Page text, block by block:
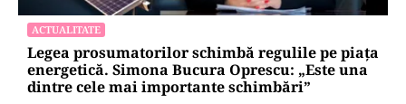
ACTUALITATE
Legea prosumatorilor schimbă regulile pe piața
energetică. Simona Bucura Oprescu: „Este una
dintre cele mai importante schimbări”